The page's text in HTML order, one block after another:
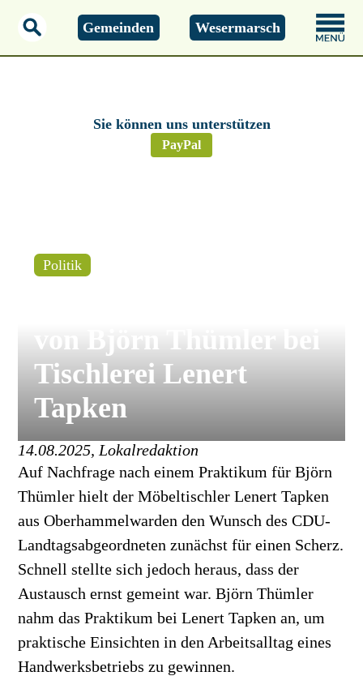
Gemeinden Wesermarsch
Sie können uns unterstützen
PayPal
Politik
von Björn Thümler bei
Tischlerei Lenert
Tapken
14.08.2025, Lokalredaktion
Auf Nachfrage nach einem Praktikum für Björn
Thümler hielt der Möbeltischler Lenert Tapken
aus Oberhammelwarden den Wunsch des CDU-
Landtagsabgeordneten zunächst für einen Scherz.
Schnell stellte sich jedoch heraus, dass der
Austausch ernst gemeint war. Björn Thümler
nahm das Praktikum bei Lenert Tapken an, um
praktische Einsichten in den Arbeitsalltag eines
Handwerksbetriebs zu gewinnen.